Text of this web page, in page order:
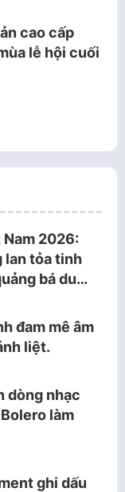
cao cấp
lễ hội cuối
2026:
lan tỏa tinh
bá du…
đam mê âm
liệt.
dòng nhạc
làm
ghi dấu